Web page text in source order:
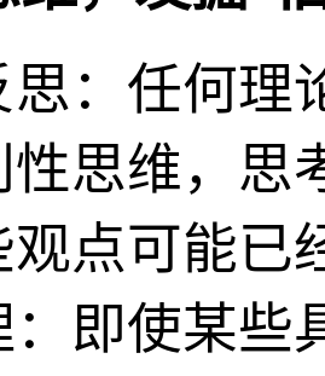
思：任何理
性思维，思
观点可能已
：即使某些